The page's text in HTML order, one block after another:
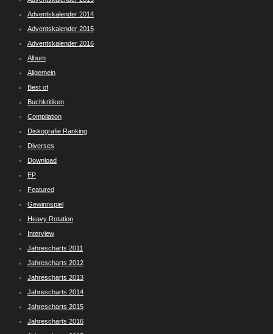
Adventskalender 2014
Adventskalender 2015
Adventskalender 2016
Album
Allgemein
Best of
Buchkritiken
Compilation
Diskografie Ranking
Diverses
Download
EP
Featured
Gewinnspiel
Heavy Rotation
Interview
Jahrescharts 2011
Jahrescharts 2012
Jahrescharts 2013
Jahrescharts 2014
Jahrescharts 2015
Jahrescharts 2016